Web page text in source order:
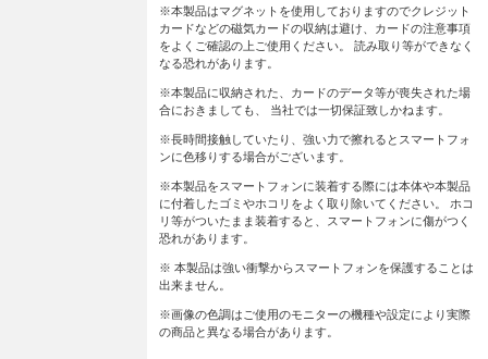
※本製品はマグネットを使用しておりますのでクレジット
カードなどの磁気カードの収納は避け、カードの注意事項
をよくご確認の上ご使用ください。 読み取り等ができなく
なる恐れがあります。
※本製品に収納された、カードのデータ等が喪失された場
合におきましても、 当社では一切保証致しかねます。
※長時間接触していたり、強い力で擦れるとスマートフォ
ンに色移りする場合がございます。
※本製品をスマートフォンに装着する際には本体や本製品
に付着したゴミやホコリをよく取り除いてください。 ホコ
リ等がついたまま装着すると、スマートフォンに傷がつく
恐れがあります。
※ 本製品は強い衝撃からスマートフォンを保護することは
出来ません。
※画像の色調はご使用のモニターの機種や設定により実際
の商品と異なる場合があります。